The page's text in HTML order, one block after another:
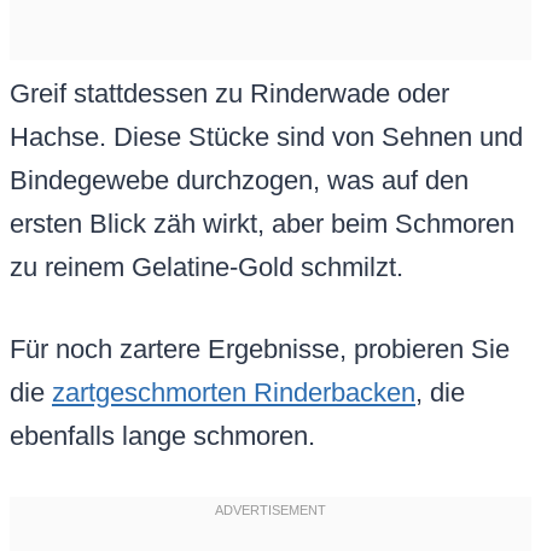
Greif stattdessen zu Rinderwade oder
Hachse. Diese Stücke sind von Sehnen und
Bindegewebe durchzogen, was auf den
ersten Blick zäh wirkt, aber beim Schmoren
zu reinem Gelatine-Gold schmilzt.
Für noch zartere Ergebnisse, probieren Sie
die zartgeschmorten Rinderbacken, die
ebenfalls lange schmoren.